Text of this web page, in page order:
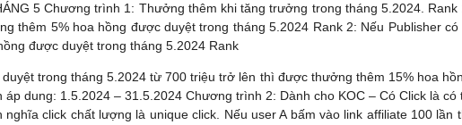
5 Chương trình 1: Thưởng thêm khi tăng trưởng trong tháng 5.2024.
thêm 5% hoa hồng được duyệt trong tháng 5.2024 Rank 2: Nếu Publisher
được duyệt trong tháng 5.2024 Rank
trong tháng 5.2024 từ 700 triệu trở lên thì được thưởng thêm 15% hoa
dung: 1.5.2024 – 31.5.2024 Chương trình 2: Dành cho KOC – Có Click là
click chất lượng là unique click. Nếu user A bấm vào link affiliate 100